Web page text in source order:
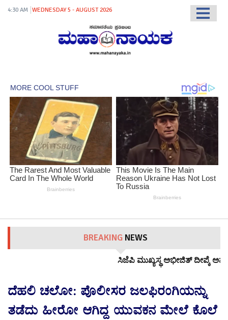
4:30 AM WEDNESDAY 5 - AUGUST 2026
BREAKING NEWS
ಸಿಜೆಪಿ ಮುಖ್ಯಸ್ಥ ಅಭೀಜಿತ್ ದೀಪ್ಕೆ ಅಮೆರಿಕ ಶಿಕ್ಷಣಕ್ಕೆ ಹಣ ಎಲ್ಲಿಂದ?
ದೆಹಲಿ ಚಲೋ: ಪೊಲೀಸರ ಜಲಫಿರಂಗಿಯನ್ನು
ತಡೆದು ಹೀರೋ ಆಗಿದ್ದ ಯುವಕನ ಮೇಲೆ ಕೊಲೆ